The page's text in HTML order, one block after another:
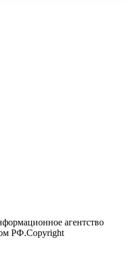
агентство
РФ.Copyright